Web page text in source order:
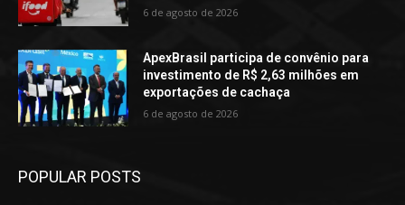
6 de agosto de 2026
ApexBrasil participa de convênio para
investimento de R$ 2,63 milhões em
exportações de cachaça
6 de agosto de 2026
POPULAR POSTS